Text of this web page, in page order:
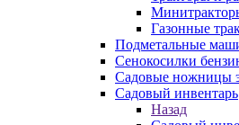
Газонные
Подметальные
Сенокосилки
Садовые ножницы
Садовый инвентарь
Назад